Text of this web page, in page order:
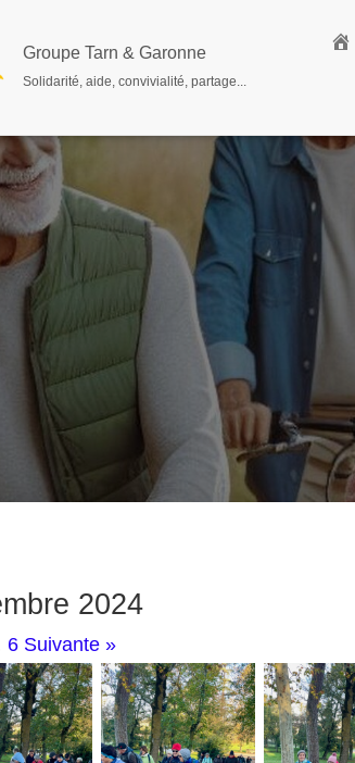
Groupe Tarn & Garonne
Solidarité, aide, convivialité, partage...
2024
6 Suivante »